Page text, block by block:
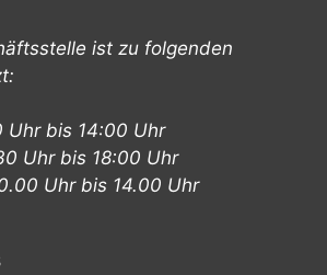
ist zu folgenden
Uhr bis 14:00 Uhr
Uhr bis 18:00 Uhr
Uhr bis 14.00 Uhr